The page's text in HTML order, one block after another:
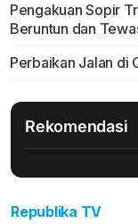
Pengakuan Sopir
Beruntun dan
Perbaikan Jalan di
Rekomendasi
Republika TV